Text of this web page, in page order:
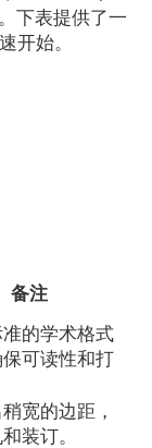
下表提供了一
开始。
备注
的学术格式
可读性和打
宽的边距，
装订。